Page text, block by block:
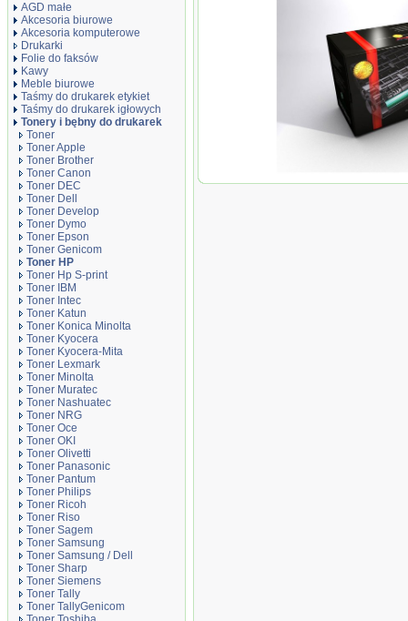
AGD małe
Akcesoria biurowe
Akcesoria komputerowe
Drukarki
Folie do faksów
Kawy
Meble biurowe
Taśmy do drukarek etykiet
Taśmy do drukarek igłowych
Tonery i bębny do drukarek
Toner
Toner Apple
Toner Brother
Toner Canon
Toner DEC
Toner Dell
Toner Develop
Toner Dymo
Toner Epson
Toner Genicom
Toner HP
Toner Hp S-print
Toner IBM
Toner Intec
Toner Katun
Toner Konica Minolta
Toner Kyocera
Toner Kyocera-Mita
Toner Lexmark
Toner Minolta
Toner Muratec
Toner Nashuatec
Toner NRG
Toner Oce
Toner OKI
Toner Olivetti
Toner Panasonic
Toner Pantum
Toner Philips
Toner Ricoh
Toner Riso
Toner Sagem
Toner Samsung
Toner Samsung / Dell
Toner Sharp
Toner Siemens
Toner Tally
Toner TallyGenicom
Toner JetWorld